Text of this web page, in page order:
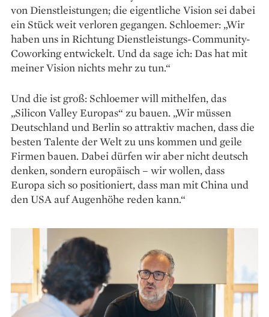
von Dienstleistungen; die eigentliche Vision sei dabei
ein Stück weit verloren gegangen. Schloemer: „Wir
haben uns in Richtung Dienstleistungs-Community-
Coworking entwickelt. Und da sage ich: Das hat mit
meiner Vision nichts mehr zu tun.“
Und die ist groß: Schloemer will mithelfen, das
„Silicon Valley Europas“ zu bauen. „Wir müssen
Deutschland und Berlin so attraktiv machen, dass die
besten Talente der Welt zu uns kommen und geile
Firmen bauen. Dabei dürfen wir aber nicht deutsch
denken, sondern europäisch – wir wollen, dass
Europa sich so positioniert, dass man mit China und
den USA auf Augenhöhe reden kann.“